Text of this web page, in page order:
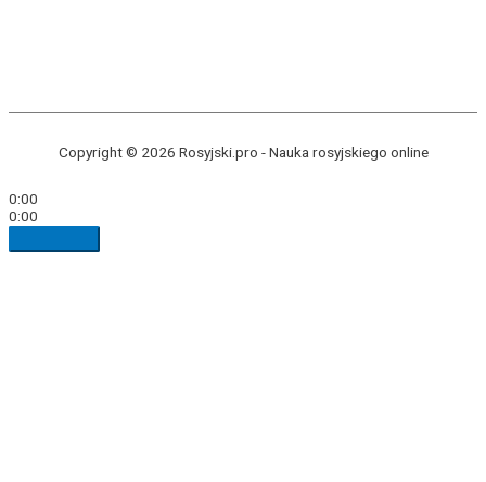
Copyright © 2026 Rosyjski.pro -Nauka rosyjskiego online
0:00
0:00